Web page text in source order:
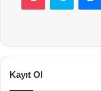
Kayıt Ol